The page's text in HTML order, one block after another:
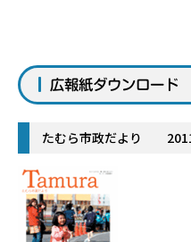
広報紙ダウンロード
たむら市政だより